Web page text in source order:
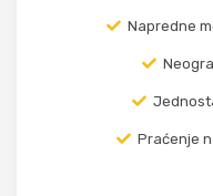
Napredne
Praćenje